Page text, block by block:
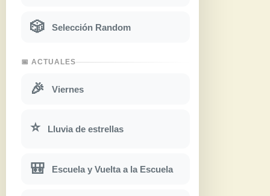
🎲 Selección Random
📅 ACTUALES
🎉 Viernes
⭐ Lluvia de estrellas
🎒 Escuela y Vuelta a la Escuela